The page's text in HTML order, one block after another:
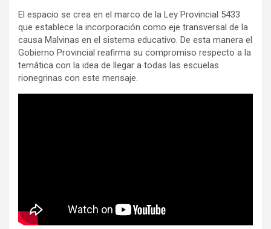
El espacio se crea en el marco de la Ley Provincial 5433
que establece la incorporación como eje transversal de la
causa Malvinas en el sistema educativo. De esta manera el
Gobierno Provincial reafirma su compromiso respecto a la
temática con la idea de llegar a todas las escuelas
rionegrinas con este mensaje.